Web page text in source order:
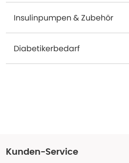
Insulinpumpen & Zubehör
Diabetikerbedarf
Kunden-Service